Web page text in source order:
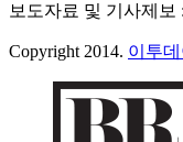
보도자료 및 기사제보
Copyright 2014. 이투데